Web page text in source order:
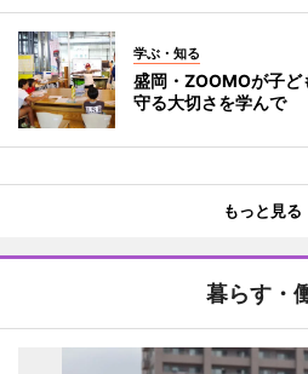
学ぶ・知る
盛岡・ZOOMOが子
守る大切さを学んで
もっと見る
暮らす・